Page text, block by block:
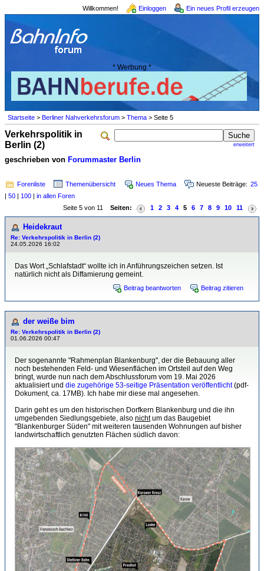
Willkommen! Einloggen Ein neues Profil erzeugen
* Werbung *
Startseite > Berliner Nahverkehrsforum > Thema > Seite 5
erweitert
Verkehrspolitik in
Berlin (2)
geschrieben von Forummaster Berlin
Forenliste Themenübersicht Neues Thema Neueste Beiträge: 25
| 50 | 100 | in allen Foren
Seite 5 von 11 Seiten: 1 2 3 4 5 6 7 8 9 10 11
Heidekraut
Re: Verkehrspolitik in Berlin (2)
24.05.2026 16:02
Das Wort „Schlafstadt“ wollte ich in Anführungszeichen setzen. Ist
natürlich nicht als Diffamierung gemeint.
Beitrag beantworten Beitrag zitieren
der weiße bim
Re: Verkehrspolitik in Berlin (2)
01.06.2026 00:47
Der sogenannte "Rahmenplan Blankenburg", der die Bebauung aller
noch bestehenden Feld- und Wiesenflächen im Ortsteil auf den Weg
bringt, wurde nun nach dem Abschlussforum vom 19. Mai 2026
aktualisiert und die zugehörige 53-seitige Präsentation veröffentlicht(pdf-
Dokument, ca. 17MB). Ich habe mir diese mal angesehen.
Darin geht es um den historischen Dorfkern Blankenburg und die ihn
umgebenden Siedlungsgebiete, also nichtum das Baugebiet
"Blankenburger Süden" mit weiteren tausenden Wohnungen auf bisher
landwirtschaftlich genutzten Flächen südlich davon: